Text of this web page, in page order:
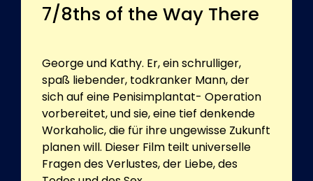
7/8ths of the Way There
George und Kathy. Er, ein schrulliger,
spaß liebender, todkranker Mann, der
sich auf eine Penisimplantat- Operation
vorbereitet, und sie, eine tief denkende
Workaholic, die für ihre ungewisse Zukunft
planen will. Dieser Film teilt universelle
Fragen des Verlustes, der Liebe, des